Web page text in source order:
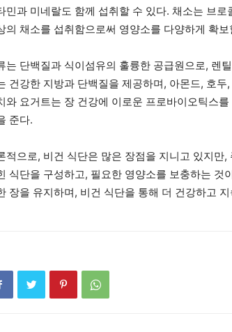
민과 미네랄도 함께 섭취할 수 있다. 채소는 브
의 채소를 섭취함으로써 영양소를 다양하게 확보
는 단백질과 식이섬유의 훌륭한 공급원으로, 렌
건강한 지방과 단백질을 제공하며, 아몬드, 호
와 요거트는 장 건강에 이로운 프로바이오틱스
준다.
적으로, 비건 식단은 많은 장점을 지니고 있지만
식단을 구성하고, 필요한 영양소를 보충하는 것
장을 유지하며, 비건 식단을 통해 더 건강하고